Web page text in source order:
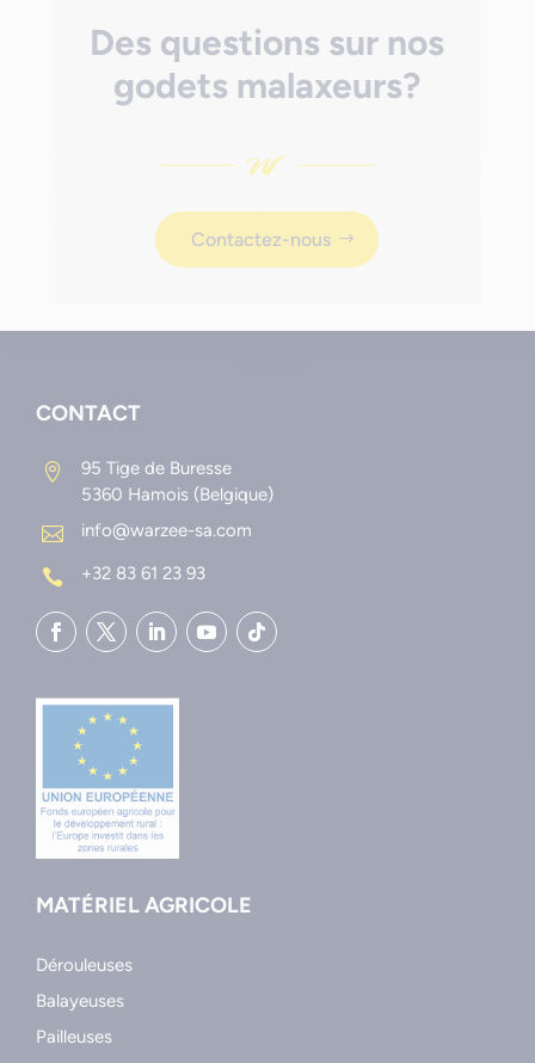
Des questions sur nos
godets malaxeurs?
Contactez-nous
CONTACT

95 Tige de Buresse
5360 Hamois (Belgique)

info@warzee-sa.com
 +32 83 61 23 93
MATÉRIEL AGRICOLE
Dérouleuses
Balayeuses
Pailleuses